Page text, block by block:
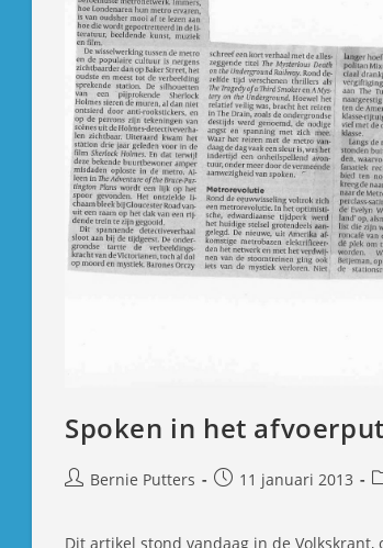
Spoken in het
BerichtBernie Putters
Bericht11 januari 2013
Dit artikel stond vandaag in de